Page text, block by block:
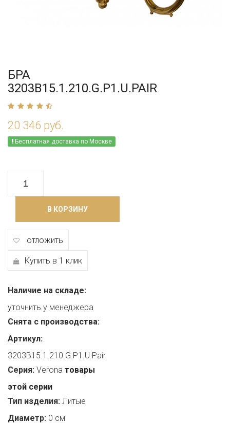
БРА
3203B15.1.210.G.P1.U.PAIR
20 346 руб.
Бесплатная доставка по Москве
В КОРЗИНУ
отложить
Купить в 1 клик
Наличие на складе:
уточнить у менеджера
Снята с производства:
Артикул:
3203B15.1.210.G.P1.U.Pair
Серия: Verona товары
этой серии
Тип изделия: Литые
Диаметр: 0 см